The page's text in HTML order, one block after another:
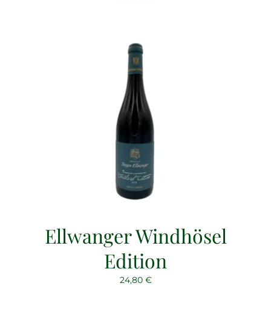
Ellwanger Windhösel
Edition
24,80 €